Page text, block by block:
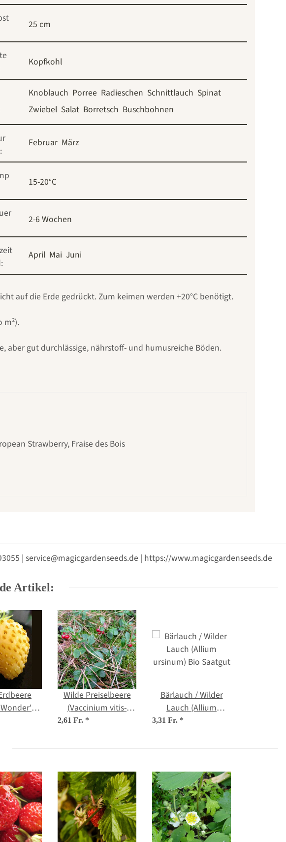
25 cm
Kopfkohl
Knoblauch Porree Radieschen Schnittlauch Spinat
Zwiebel Salat Borretsch Buschbohnen
Februar März
15-20°C
2-6 Wochen
April Mai Juni
auf die Erde gedrückt. Zum keimen werden +20°C benötigt.
m²).
aber gut durchlässige, nährstoff- und humusreiche Böden.
Strawberry, Fraise des Bois
| service@magicgardenseeds.de | https://www.magicgardenseeds.de
Artikel:
vesca)
Wilde Preiselbeere
(Vaccinium vitis-
idaea) Bio Saatgut
2,61 Fr. *
Bärlauch / Wilder
Lauch (Allium
ursinum) Bio Saatgut
3,31 Fr. *